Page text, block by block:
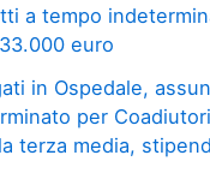
a tempo
euro
in Ospedale,
per
terza media,